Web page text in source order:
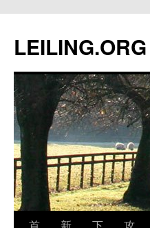
文
LEILING.ORG
首
新
下
攻